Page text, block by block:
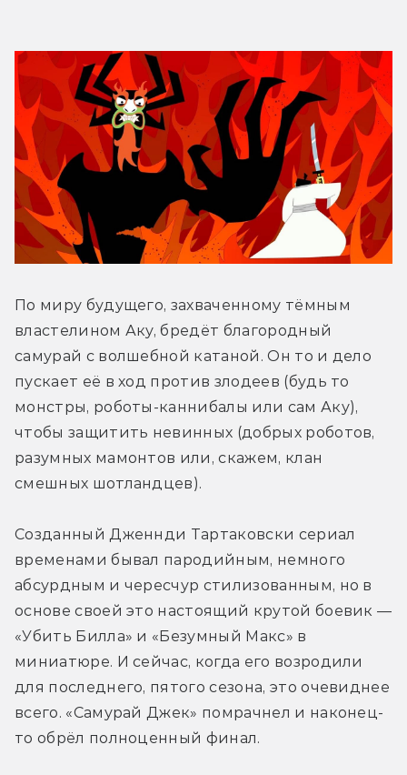
По миру будущего, захваченному тёмным
властелином Аку, бредёт благородный
самурай с волшебной катаной. Он то и дело
пускает её в ход против злодеев (будь то
монстры, роботы-каннибалы или сам Аку),
чтобы защитить невинных (добрых роботов,
разумных мамонтов или, скажем, клан
смешных шотландцев).
Созданный Дженнди Тартаковски сериал
временами бывал пародийным, немного
абсурдным и чересчур стилизованным, но в
основе своей это настоящий крутой боевик —
«Убить Билла» и «Безумный Макс» в
миниатюре. И сейчас, когда его возродили
для последнего, пятого сезона, это очевиднее
всего. «Самурай Джек» помрачнел и наконец-
то обрёл полноценный финал.